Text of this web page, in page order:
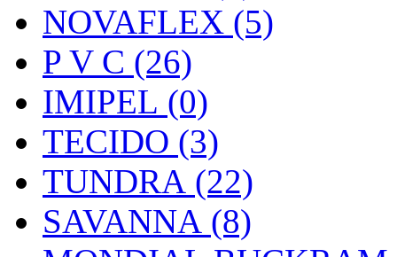
NOVAFLEX (5)
P V C (26)
IMIPEL (0)
TECIDO (3)
TUNDRA (22)
SAVANNA (8)